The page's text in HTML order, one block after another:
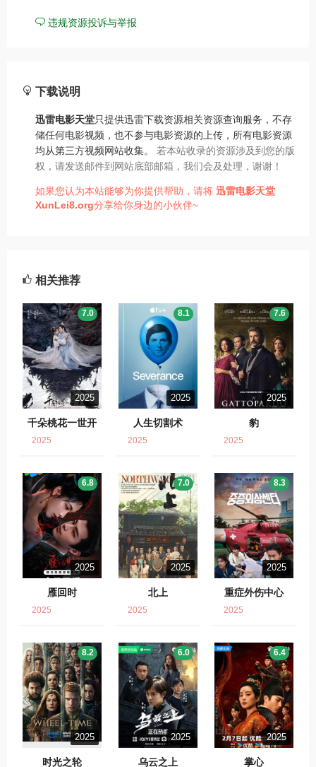
违规资源投诉与举报
下载说明
迅雷电影天堂只提供迅雷下载资源相关资源查询服务，不存
储任何电影视频，也不参与电影资源的上传，所有电影资源
均从第三方视频网站收集。 若本站收录的资源涉及到您的版
权，请发送邮件到网站底部邮箱，我们会及处理，谢谢！
如果您认为本站能够为你提供帮助，请将 迅雷电影天堂
XunLei8.org分享给你身边的小伙伴~
相关推荐
2025
千朵桃花一世开
7.0
2025
2025
人生切割术
8.1
2025
2025
豹
7.6
2025
2025
雁回时
6.8
2025
2025
北上
7.0
2025
2025
重症外伤中心
8.3
2025
2025
时光之轮
8.2
2025
乌云之上
6.0
2025
掌心
6.4